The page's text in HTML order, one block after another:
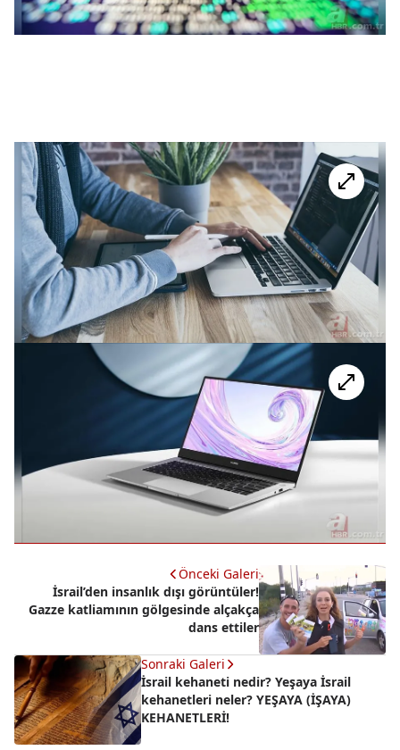
Önceki Galeri
İsrail’den insanlık dışı görüntüler!
Gazze katliamının gölgesinde alçakça
dans ettiler
Sonraki Galeri
İsrail kehaneti nedir? Yeşaya İsrail
kehanetleri neler? YEŞAYA (İŞAYA)
KEHANETLERİ!